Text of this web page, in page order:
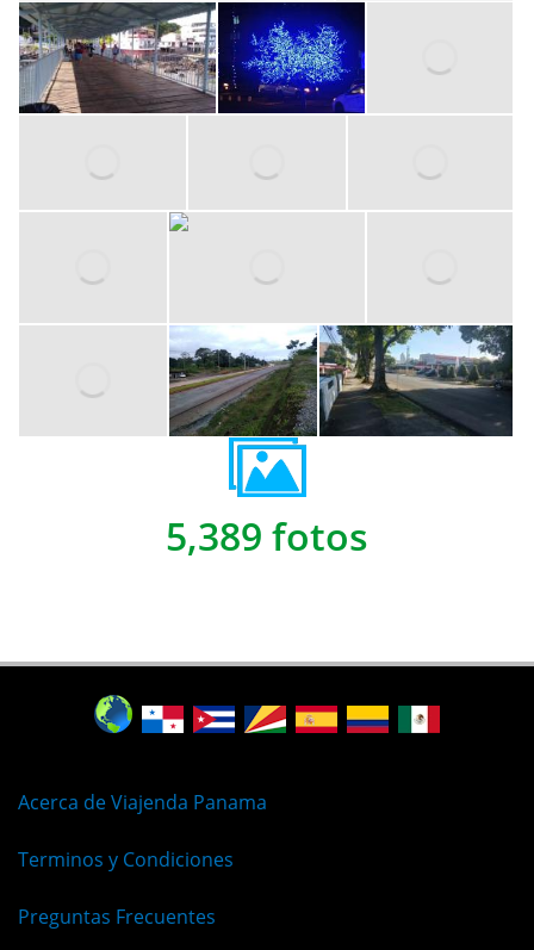
5,389 fotos
Acerca de Viajenda Panama
Terminos y Condiciones
Preguntas Frecuentes